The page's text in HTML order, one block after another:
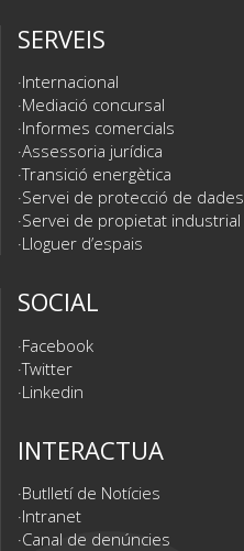
SERVEIS
Internacional
Mediació concursal
Informes comercials
Assessoria jurídica
Transició energètica
Servei de protecció de dades
Servei de propietat industrial
Lloguer d’espais
SOCIAL
Facebook
Twitter
Linkedin
INTERACTUA
Butlletí de Notícies
Intranet
Canal de denúncies